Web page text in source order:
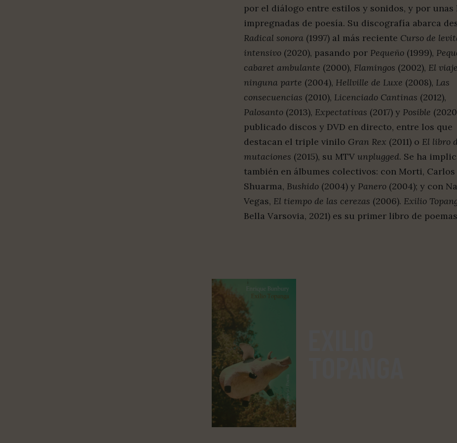
por el diálogo entre estilos y sonidos, y por unas
impregnadas de poesía. Su discografía abarca
Radical sonora (1997) al más reciente Curso de
intensivo (2020), pasando por Pequeño (1999),
cabaret ambulante (2000), Flamingos (2002), El
ninguna parte (2004), Hellville de Luxe (2008), Las
consecuencias (2010), Licenciado Cantinas (2012),
Palosanto (2013), Expectativas (2017) y Posible
publicado discos y DVD en directo, entre los que
destacan el triple vinilo Gran Rex (2011) o El libro
mutaciones (2015), su MTV unplugged. Se ha
también en álbumes colectivos: con Morti, Carlos
Shuarma, Bushido (2004) y Panero (2004); y con
Vegas, El tiempo de las cerezas (2006). Exilio
Bella Varsovia, 2021) es su primer libro de